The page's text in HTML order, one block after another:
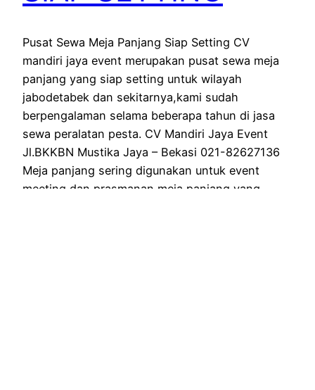
Pusat Sewa Meja Panjang Siap Setting CV
mandiri jaya event merupakan pusat sewa meja
panjang yang siap setting untuk wilayah
jabodetabek dan sekitarnya,kami sudah
berpengalaman selama beberapa tahun di jasa
sewa peralatan pesta. CV Mandiri Jaya Event
Jl.BKKBN Mustika Jaya – Bekasi 021-82627136
Meja panjang sering digunakan untuk event
meeting dan prasmanan,meja panjang yang